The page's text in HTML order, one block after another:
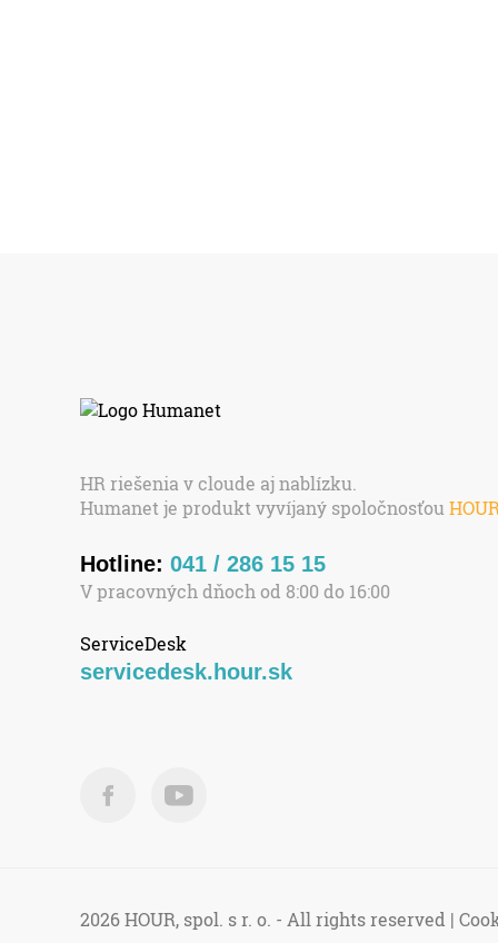
HR riešenia v cloude aj nablízku.
Humanet je produkt vyvíjaný spoločnosťou HOUR
Hotline: 041 / 286 15 15
V pracovných dňoch od 8:00 do 16:00
ServiceDesk
servicedesk.hour.sk
2026 HOUR, spol. s r. o. - All rights reserved |